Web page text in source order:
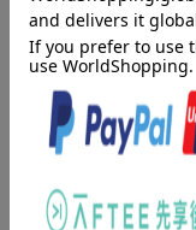
ば見知らぬ部屋で、
こで、シェイリィリ
される、彼女の出生
たピンクの竜は、未
竜転生記、ついに感動
著者情報（「